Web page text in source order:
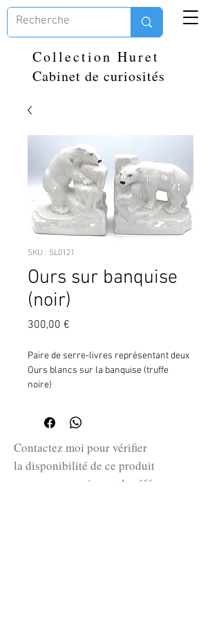
Collection Huret
Cabinet de curiosités
SKU : SL0121
Ours sur banquise
(noir)
300,00 €
Paire de serre-livres représentant deux
Ours blancs sur la banquise (truffe
noire)
Faïence style Art Déco du fabricant de
faïence Onnaing
H :18,5 L :16,5 P :11cm
Contactez moi pour vérifier
la disponibilité de ce produit
en me communiquant la référence